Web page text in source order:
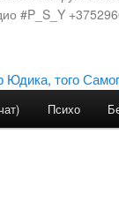
#P_S_Y
Психо